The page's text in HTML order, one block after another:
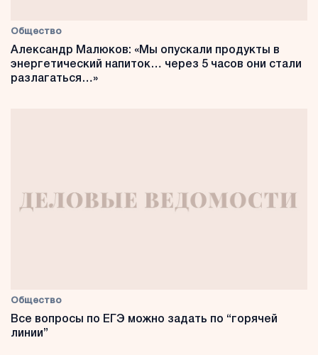
Общество
Александр Малюков: «Мы опускали продукты в
энергетический напиток… через 5 часов они стали
разлагаться…»
Общество
Все вопросы по ЕГЭ можно задать по “горячей
линии”